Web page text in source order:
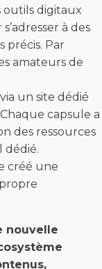
outils digitaux
à des
précis. Par
amateurs de
un site dédié
capsule a
des ressources
dédié.
créé une
nouvelle